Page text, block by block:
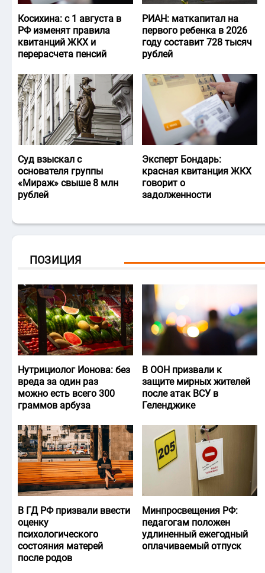
Косихина: с 1 августа в
РФ изменят правила
квитанций ЖКХ и
перерасчета пенсий
РИАН: маткапитал на
первого ребенка в 2026
году составит 728 тысяч
рублей
Суд взыскал с
основателя группы
«Мираж» свыше 8 млн
рублей
Эксперт Бондарь:
красная квитанция ЖКХ
говорит о
задолженности
ПОЗИЦИЯ
Нутрициолог Ионова: без
вреда за один раз
можно есть всего 300
граммов арбуза
В ООН призвали к
защите мирных жителей
после атак ВСУ в
Геленджике
В ГД РФ призвали ввести
оценку
психологического
состояния матерей
после родов
Минпросвещения РФ:
педагогам положен
удлиненный ежегодный
оплачиваемый отпуск